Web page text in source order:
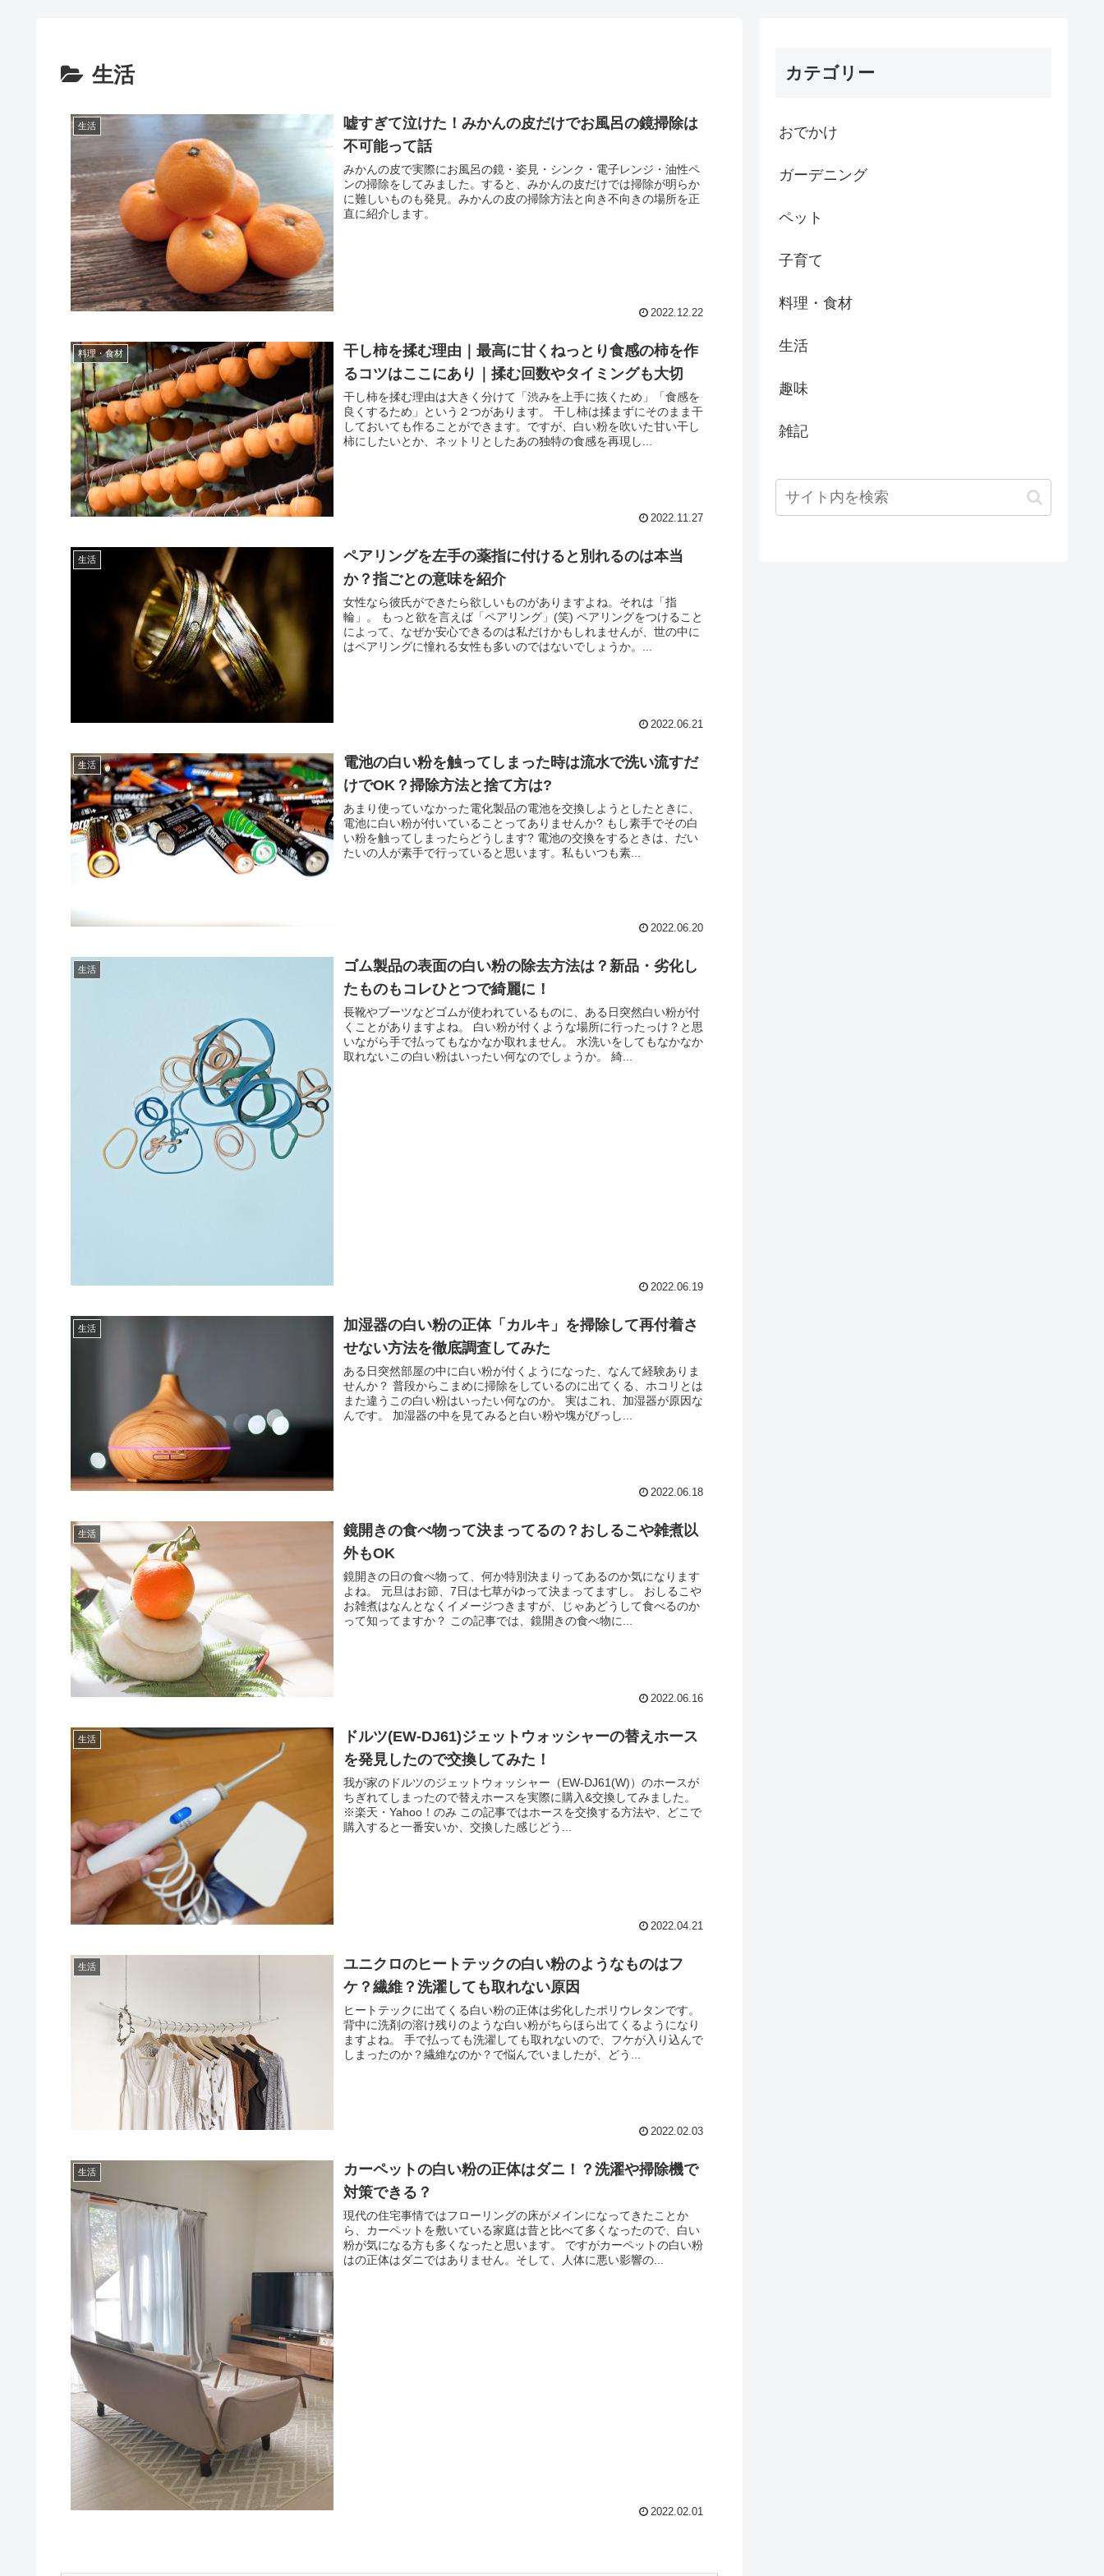
生活
生活
嘘すぎて泣けた！みかんの皮だけでお風呂の鏡掃除は
不可能って話
みかんの皮で実際にお風呂の鏡・姿見・シンク・電子レンジ・油性ペ
ンの掃除をしてみました。すると、みかんの皮だけでは掃除が明らか
に難しいものも発見。みかんの皮の掃除方法と向き不向きの場所を正
直に紹介します。
2022.12.22
料理・食材
干し柿を揉む理由｜最高に甘くねっとり食感の柿を作
るコツはここにあり｜揉む回数やタイミングも大切
干し柿を揉む理由は大きく分けて「渋みを上手に抜くため」「食感を
良くするため」という２つがあります。 干し柿は揉まずにそのまま干
しておいても作ることができます。ですが、白い粉を吹いた甘い干し
柿にしたいとか、ネットリとしたあの独特の食感を再現し...
2022.11.27
生活
ペアリングを左手の薬指に付けると別れるのは本当
か？指ごとの意味を紹介
女性なら彼氏ができたら欲しいものがありますよね。それは「指
輪」。 もっと欲を言えば「ペアリング」(笑) ペアリングをつけること
によって、なぜか安心できるのは私だけかもしれませんが、世の中に
はペアリングに憧れる女性も多いのではないでしょうか。...
2022.06.21
生活
電池の白い粉を触ってしまった時は流水で洗い流すだ
けでOK？掃除方法と捨て方は?
あまり使っていなかった電化製品の電池を交換しようとしたときに、
電池に白い粉が付いていることってありませんか? もし素手でその白
い粉を触ってしまったらどうします? 電池の交換をするときは、だい
たいの人が素手で行っていると思います。私もいつも素...
2022.06.20
生活
ゴム製品の表面の白い粉の除去方法は？新品・劣化し
たものもコレひとつで綺麗に！
長靴やブーツなどゴムが使われているものに、ある日突然白い粉が付
くことがありますよね。 白い粉が付くような場所に行ったっけ？と思
いながら手で払ってもなかなか取れません。 水洗いをしてもなかなか
取れないこの白い粉はいったい何なのでしょうか。 綺...
2022.06.19
生活
加湿器の白い粉の正体「カルキ」を掃除して再付着さ
せない方法を徹底調査してみた
ある日突然部屋の中に白い粉が付くようになった、なんて経験ありま
せんか？ 普段からこまめに掃除をしているのに出てくる、ホコリとは
また違うこの白い粉はいったい何なのか。 実はこれ、加湿器が原因な
んです。 加湿器の中を見てみると白い粉や塊がびっし...
2022.06.18
生活
鏡開きの食べ物って決まってるの？おしるこや雑煮以
外もOK
鏡開きの日の食べ物って、何か特別決まりってあるのか気になります
よね。 元旦はお節、7日は七草がゆって決まってますし。 おしるこや
お雑煮はなんとなくイメージつきますが、じゃあどうして食べるのか
って知ってますか？ この記事では、鏡開きの食べ物に...
2022.06.16
生活
ドルツ(EW-DJ61)ジェットウォッシャーの替えホース
を発見したので交換してみた！
我が家のドルツのジェットウォッシャー（EW-DJ61(W)）のホースが
ちぎれてしまったので替えホースを実際に購入&交換してみました。
※楽天・Yahoo！のみ この記事ではホースを交換する方法や、どこで
購入すると一番安いか、交換した感じどう...
2022.04.21
生活
ユニクロのヒートテックの白い粉のようなものはフ
ケ？繊維？洗濯しても取れない原因
ヒートテックに出てくる白い粉の正体は劣化したポリウレタンです。
背中に洗剤の溶け残りのような白い粉がちらほら出てくるようになり
ますよね。 手で払っても洗濯しても取れないので、フケが入り込んで
しまったのか？繊維なのか？で悩んでいましたが、どう...
2022.02.03
生活
カーペットの白い粉の正体はダニ！？洗濯や掃除機で
対策できる？
現代の住宅事情ではフローリングの床がメインになってきたことか
ら、カーペットを敷いている家庭は昔と比べて多くなったので、白い
粉が気になる方も多くなったと思います。 ですがカーペットの白い粉
はの正体はダニではありません。そして、人体に悪い影響の...
2022.02.01
カテゴリー
おでかけ
ガーデニング
ペット
子育て
料理・食材
生活
趣味
雑記